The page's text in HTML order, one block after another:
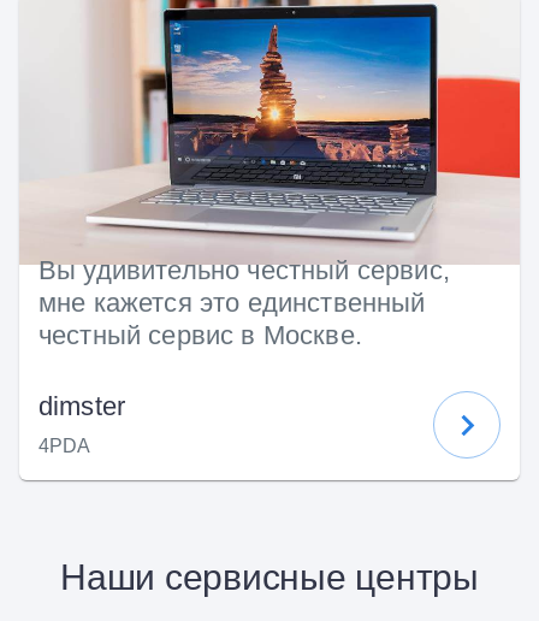
Вы удивительно честный сервис,
мне кажется это единственный
честный сервис в Москве.
dimster
4PDA
Наши сервисные центры